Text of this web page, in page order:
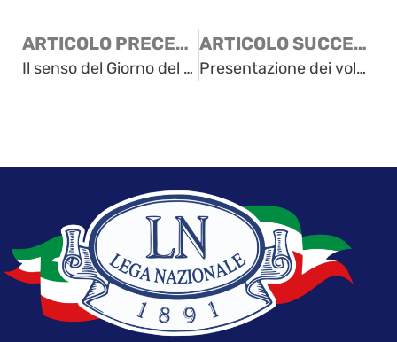
ARTICOLO PRECEDENTE
Il senso del Giorno del Ricordo – Un appuntamento importante per la coscienza nazionale
ARTICOLO SUCCESSIVO
Presentazione dei volumi “Arcipelago Foibe” e “Le pagine strappate della Storia”